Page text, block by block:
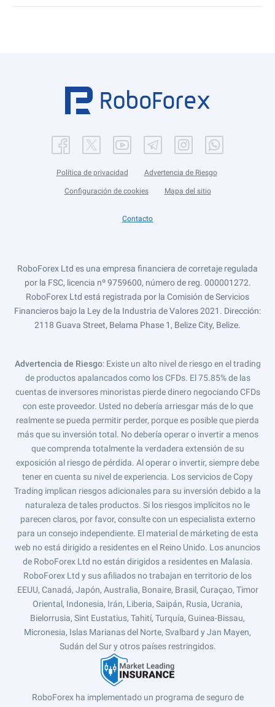
Política de privacidad Advertencia de Riesgo
Configuración de cookies Mapa del sitio
Contacto
RoboForex Ltd es una empresa financiera de corretaje regulada
por la FSC, licencia nº 9759600, número de reg. 000001272.
RoboForex Ltd está registrada por la Comisión de Servicios
Financieros bajo la Ley de la Industria de Valores 2021. Dirección:
2118 Guava Street, Belama Phase 1, Belize City, Belize.
Advertencia de Riesgo: Existe un alto nivel de riesgo en el trading
de productos apalancados como los CFDs. El 75.85% de las
cuentas de inversores minoristas pierde dinero negociando CFDs
con este proveedor. Usted no debería arriesgar más de lo que
realmente se pueda permitir perder, porque es posible que pierda
más que su inversión total. No debería operar o invertir a menos
que comprenda totalmente la verdadera extensión de su
exposición al riesgo de pérdida. Al operar o invertir, siempre debe
tener en cuenta su nivel de experiencia. Los servicios de Copy
Trading implican riesgos adicionales para su inversión debido a la
naturaleza de tales productos. Si los riesgos implícitos no le
parecen claros, por favor, consulte con un especialista externo
para un consejo independiente. El material de márketing de esta
web no está dirigido a residentes en el Reino Unido. Los anuncios
de RoboForex Ltd no están dirigidos a residentes en Malasia.
RoboForex Ltd y sus afiliados no trabajan en territorio de los
EEUU, Canadá, Japón, Australia, Bonaire, Brasil, Curaçao, Timor
Oriental, Indonesia, Irán, Liberia, Saipán, Rusia, Ucrania,
Bielorrusia, Sint Eustatius, Tahití, Turquía, Guinea-Bissau,
Micronesia, Islas Marianas del Norte, Svalbard y Jan Mayen,
Sudán del Sur y otros países restringidos.
RoboForex ha implementado un programa de seguro de